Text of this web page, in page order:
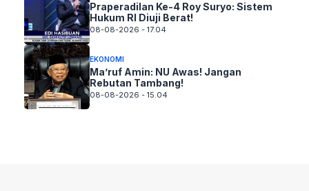
Praperadilan Ke-4 Roy Suryo: Sistem
Hukum RI Diuji Berat!
08-08-2026 - 17.04
EKONOMI
Ma’ruf Amin: NU Awas! Jangan
Rebutan Tambang!
08-08-2026 - 15.04